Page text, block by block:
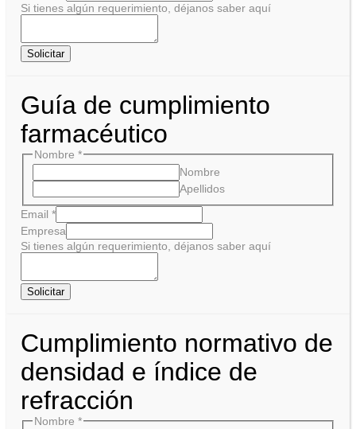
Si tienes algún requerimiento, déjanos saber aquí
Solicitar
Guía de cumplimiento
farmacéutico
Nombre *
Nombre
Apellidos
Email *
Empresa
Si tienes algún requerimiento, déjanos saber aquí
Solicitar
Cumplimiento normativo de
densidad e índice de
refracción
Nombre *